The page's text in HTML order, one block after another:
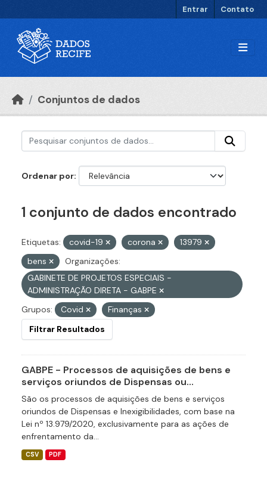
Entrar Contato
Conjuntos de dados
Ordenar por
1 conjunto de dados encontrado
Etiquetas: covid-19 corona
13979
bens
Organizações:
GABINETE DE PROJETOS ESPECIAIS -
ADMINISTRAÇÃO DIRETA - GABPE
Grupos:
Covid
Finanças
Filtrar Resultados
GABPE - Processos de aquisições de bens e
serviços oriundos de Dispensas ou...
São os processos de aquisições de bens e serviços
oriundos de Dispensas e Inexigibilidades, com base na
Lei nº 13.979/2020, exclusivamente para as ações de
enfrentamento da...
CSV PDF